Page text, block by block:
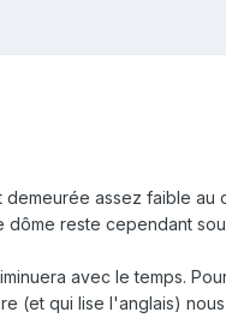
assez faible
reste cependant
avec le temps.
(et qui lise l'anglais)